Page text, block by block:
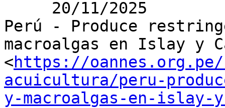
Perú - Produce
macroalgas en Islay y
<https://
acuicultura/peru-
y-macroalgas-en-islay-